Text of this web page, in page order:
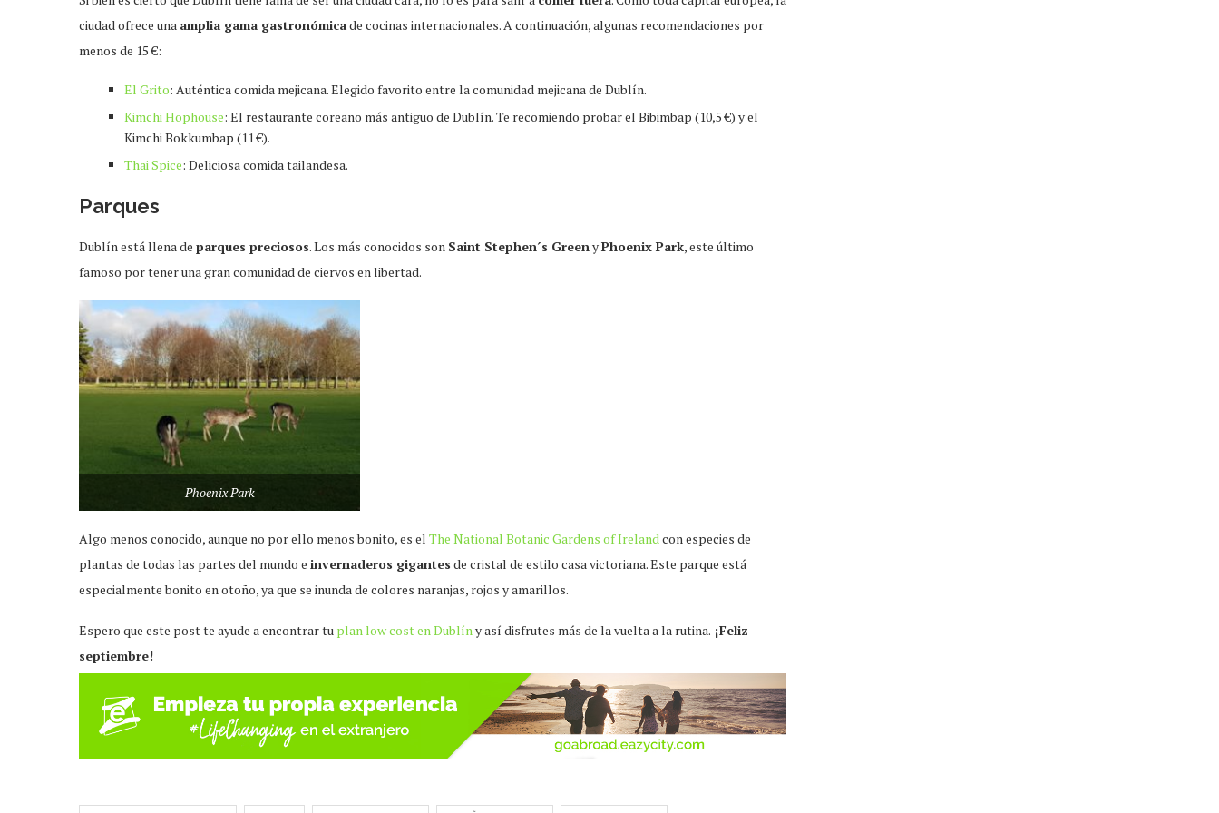
ciudad ofrece una amplia gama gastronómicade cocinas internacionales. A continuación, algunas recomendaciones por
menos de 15 €:
El Grito: Auténtica comida mejicana. Elegido favorito entre la comunidad mejicana de Dublín.
Kimchi Hophouse: El restaurante coreano más antiguo de Dublín. Te recomiendo probar el Bibimbap (10,5 €) y el
Kimchi Bokkumbap (11 €).
Thai Spice: Deliciosa comida tailandesa.
Parques
Dublín está llena de parques preciosos. Los más conocidos son Saint Stephen´s Green yPhoenix Park, este último
famoso por tener una gran comunidad de ciervos en libertad.
Phoenix Park
Algo menos conocido, aunque no por ello menos bonito, es el The National Botanic Gardens of Irelandcon especies de
plantas de todas las partes del mundo e invernaderos gigantes de cristal de estilo casa victoriana. Este parque está
especialmente bonito en otoño, ya que se inunda de colores naranjas, rojos y amarillos.
Espero que este post te ayude a encontrar tu plan low cost en Dublíny así disfrutes más de la vuelta a la rutina. ¡Feliz
septiembre!